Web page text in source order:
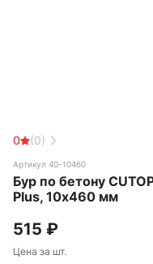
0 (0)
Артикул 40-10460
Бур по бетону
Plus, 10х460 мм
515 ₽
Цена за шт.